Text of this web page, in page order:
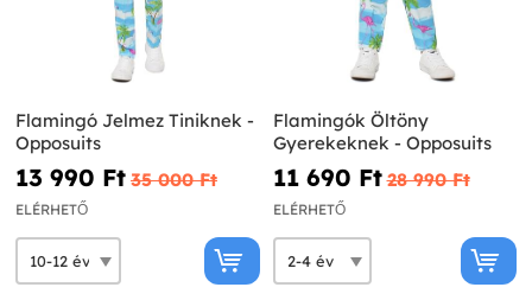
Flamingó Jelmez Tiniknek -
Opposuits
13 990 Ft‎ 35 000 Ft‎
ELÉRHETŐ
Flamingók Öltöny
Gyerekeknek - Opposuits
11 690 Ft‎ 28 990 Ft‎
ELÉRHETŐ